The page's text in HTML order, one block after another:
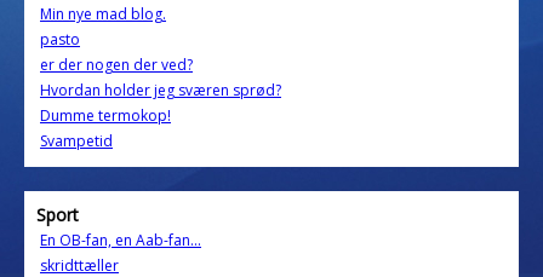
Min nye mad blog.
pasto
er der nogen der ved?
Hvordan holder jeg sværen sprød?
Dumme termokop!
Svampetid
Sport
En OB-fan, en Aab-fan...
skridttæller